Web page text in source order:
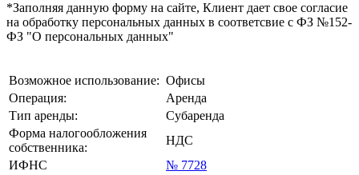
*Заполняя данную форму на сайте, Клиент дает свое согласие
на обработку персональных данных в соответсвие с ФЗ №152-
ФЗ "О персональных данных"
Возможное использование: Офисы
Операция:
Аренда
Тип аренды:
Субаренда
Форма налогообложения
собственника:
НДС
ИФНС
№ 7728